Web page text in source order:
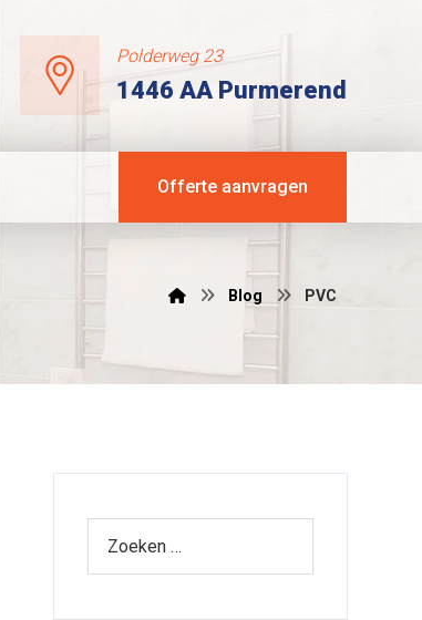
Polderweg 23
1446 AA Purmerend
Offerte aanvragen
Blog PVC